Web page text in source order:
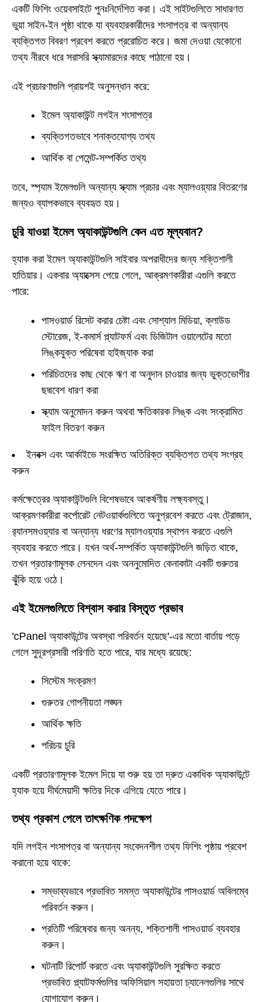
একটি ফিশিং ওয়েবসাইটে পুনঃনির্দেশিত করা। এই সাইটগুলিতে সাধারণত
ভুয়া সাইন-ইন পৃষ্ঠা থাকে যা ব্যবহারকারীদের শংসাপত্র বা অন্যান্য
ব্যক্তিগত বিবরণ প্রবেশ করতে প্ররোচিত করে। জমা দেওয়া যেকোনো
তথ্য নীরবে ধরে সরাসরি স্ক্যামারদের কাছে পাঠানো হয়।
এই প্রচারণাগুলি প্রায়শই অনুসন্ধান করে:
ইমেল অ্যাকাউন্ট লগইন শংসাপত্র
ব্যক্তিগতভাবে শনাক্তযোগ্য তথ্য
আর্থিক বা পেমেন্ট-সম্পর্কিত তথ্য
তবে, স্প্যাম ইমেলগুলি অন্যান্য স্ক্যাম প্রচার এবং ম্যালওয়্যার বিতরণের
জন্যও ব্যাপকভাবে ব্যবহৃত হয়।
চুরি যাওয়া ইমেল অ্যাকাউন্টগুলি কেন এত মূল্যবান?
হ্যাক করা ইমেল অ্যাকাউন্টগুলি সাইবার অপরাধীদের জন্য শক্তিশালী
হাতিয়ার। একবার অ্যাক্সেস পেয়ে গেলে, আক্রমণকারীরা এগুলি করতে
পারে:
পাসওয়ার্ড রিসেট করার চেষ্টা এবং সোশ্যাল মিডিয়া, ক্লাউড
স্টোরেজ, ই-কমার্স প্ল্যাটফর্ম এবং ডিজিটাল ওয়ালেটের মতো
লিঙ্কযুক্ত পরিষেবা হাইজ্যাক করা
পরিচিতদের কাছ থেকে ঋণ বা অনুদান চাওয়ার জন্য ভুক্তভোগীর
ছদ্মবেশ ধারণ করা
স্ক্যাম অনুমোদন করুন অথবা ক্ষতিকারক লিঙ্ক এবং সংক্রামিত
ফাইল বিতরণ করুন
ইনবক্স এবং আর্কাইভে সংরক্ষিত অতিরিক্ত ব্যক্তিগত তথ্য সংগ্রহ
করুন
কর্মক্ষেত্রের অ্যাকাউন্টগুলি বিশেষভাবে আকর্ষণীয় লক্ষ্যবস্তু।
আক্রমণকারীরা কর্পোরেট নেটওয়ার্কগুলিতে অনুপ্রবেশ করতে এবং ট্রোজান,
র‍্যানসমওয়্যার বা অন্যান্য ধরণের ম্যালওয়্যার স্থাপন করতে এগুলি
ব্যবহার করতে পারে। যখন অর্থ-সম্পর্কিত অ্যাকাউন্টগুলি জড়িত থাকে,
তখন প্রতারণামূলক লেনদেন এবং অননুমোদিত কেনাকাটা একটি গুরুতর
ঝুঁকি হয়ে ওঠে।
এই ইমেলগুলিতে বিশ্বাস করার বিস্তৃত প্রভাব
'cPanel অ্যাকাউন্টের অবস্থা পরিবর্তন হয়েছে'-এর মতো বার্তায় পড়ে
গেলে সুদূরপ্রসারী পরিণতি হতে পারে, যার মধ্যে রয়েছে:
সিস্টেম সংক্রমণ
গুরুতর গোপনীয়তা লঙ্ঘন
আর্থিক ক্ষতি
পরিচয় চুরি
একটি প্রতারণামূলক ইমেল দিয়ে যা শুরু হয় তা দ্রুত একাধিক অ্যাকাউন্টে
হ্যাক হয়ে দীর্ঘমেয়াদী ক্ষতির দিকে এগিয়ে যেতে পারে।
তথ্য প্রকাশ পেলে তাৎক্ষণিক পদক্ষেপ
যদি লগইন শংসাপত্র বা অন্যান্য সংবেদনশীল তথ্য ফিশিং পৃষ্ঠায় প্রবেশ
করানো হয়ে থাকে:
সম্ভাব্যভাবে প্রভাবিত সমস্ত অ্যাকাউন্টের পাসওয়ার্ড অবিলম্বে
পরিবর্তন করুন।
প্রতিটি পরিষেবার জন্য অনন্য, শক্তিশালী পাসওয়ার্ড ব্যবহার
করুন।
ঘটনাটি রিপোর্ট করতে এবং অ্যাকাউন্টগুলি সুরক্ষিত করতে
প্রভাবিত প্ল্যাটফর্মগুলির অফিসিয়াল সহায়তা চ্যানেলগুলির সাথে
যোগাযোগ করুন।